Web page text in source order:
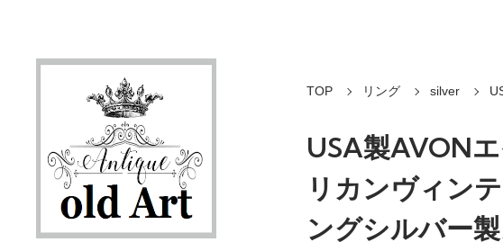
TOP リング silver
USA製AVON
リカンヴィン
ングシルバー